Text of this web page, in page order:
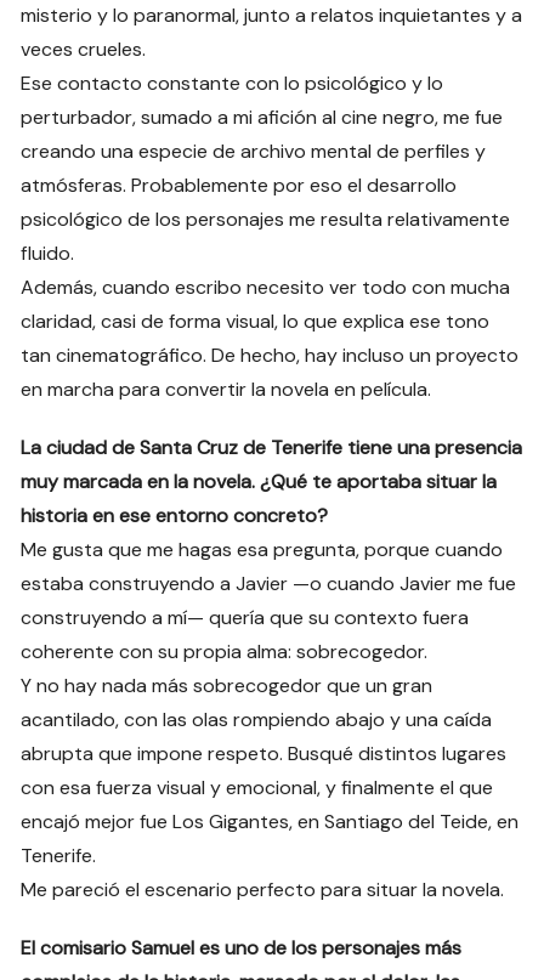
misterio y lo paranormal, junto a relatos inquietantes y a
veces crueles.
Ese contacto constante con lo psicológico y lo
perturbador, sumado a mi afición al cine negro, me fue
creando una especie de archivo mental de perfiles y
atmósferas. Probablemente por eso el desarrollo
psicológico de los personajes me resulta relativamente
fluido.
Además, cuando escribo necesito ver todo con mucha
claridad, casi de forma visual, lo que explica ese tono
tan cinematográfico. De hecho, hay incluso un proyecto
en marcha para convertir la novela en película.
La ciudad de Santa Cruz de Tenerife tiene una presencia
muy marcada en la novela. ¿Qué te aportaba situar la
historia en ese entorno concreto?
Me gusta que me hagas esa pregunta, porque cuando
estaba construyendo a Javier —o cuando Javier me fue
construyendo a mí— quería que su contexto fuera
coherente con su propia alma: sobrecogedor.
Y no hay nada más sobrecogedor que un gran
acantilado, con las olas rompiendo abajo y una caída
abrupta que impone respeto. Busqué distintos lugares
con esa fuerza visual y emocional, y finalmente el que
encajó mejor fue Los Gigantes, en Santiago del Teide, en
Tenerife.
Me pareció el escenario perfecto para situar la novela.
El comisario Samuel es uno de los personajes más